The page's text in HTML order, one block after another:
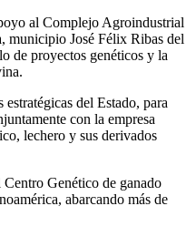
al Complejo Agroindustrial
municipio José Félix Ribas del
de proyectos genéticos y la
estratégicas del Estado, para
con la empresa
lechero y sus derivados
Genético de ganado
abarcando más de